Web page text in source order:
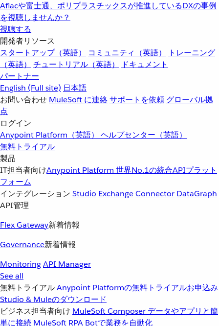
Aflacや富士通、ポリプラスチックスが推進しているDXの事例
を視聴しませんか？
視聴する
開発者リソース
スタートアップ（英語）
コミュニティ（英語）
トレーニング
（英語）
チュートリアル（英語）
ドキュメント
パートナー
English (Full site) 日本語
お問い合わせ MuleSoft に連絡サポートを依頼 グローバル拠
点
ログイン
Anypoint Platform（英語） ヘルプセンター（英語）
無料トライアル
製品
IT担当者向けAnypoint Platform 世界No.1の統合APIプラット
フォーム
インテグレーション Studio ExchangeConnector DataGraph
API管理
Flex Gateway新着情報
Governance新着情報
MonitoringAPI Manager
See all
無料トライアルAnypoint Platformの無料トライアルお申込み
Studio & Muleのダウンロード
ビジネス担当者向け MuleSoft Composer データやアプリと簡
単に接続 MuleSoft RPA Botで業務を自動化